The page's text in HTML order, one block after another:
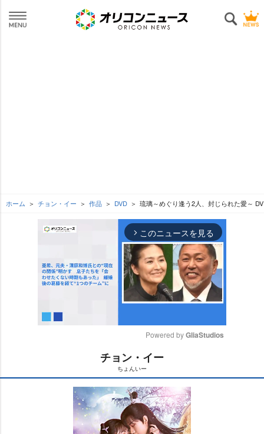
ホーム チョン・イー 作品 DVD 琉璃～めぐり逢う2人、封じられた愛～
arrow_forward_ios このニュースを見る
t
e
Powered by GliaStudios
チョン・イー
ちょんいー